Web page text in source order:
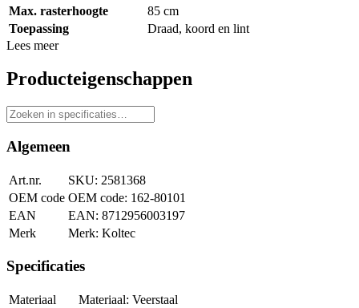
Max. rasterhoogte
85 cm
Toepassing
Draad, koord en lint
Lees meer
Producteigenschappen
Algemeen
Art.nr.
2581368
OEM code
162-80101
EAN
8712956003197
Merk
Koltec
Specificaties
Materiaal
Veerstaal